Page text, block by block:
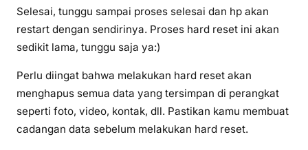
Selesai, tunggu sampai proses selesai dan hp akan
restart dengan sendirinya. Proses hard reset ini akan
sedikit lama, tunggu saja ya:)
Perlu diingat bahwa melakukan hard reset akan
menghapus semua data yang tersimpan di perangkat
seperti foto, video, kontak, dll. Pastikan kamu membuat
cadangan data sebelum melakukan hard reset.